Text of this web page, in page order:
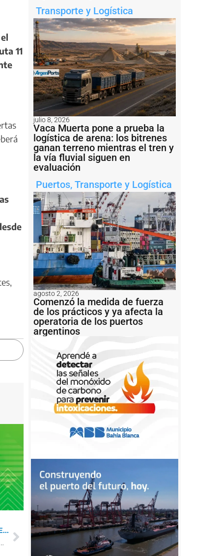
11
dieron inicio al Agrotour 2022
Transporte y Logística
julio 8, 2026
Vaca Muerta pone a prueba la
logística de arena: los bitrenes
ganan terreno mientras el tren y
la vía fluvial siguen en
evaluación
Puertos, Transporte y Logística
agosto 2, 2026
Comenzó la medida de fuerza
de los prácticos y ya afecta la
operatoria de los puertos
argentinos